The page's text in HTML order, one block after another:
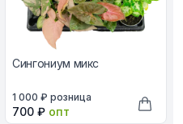
в корзину
Сингониум микс
В наличии, цена в рублях
1 000 ₽ розница
Оптовая цена в рублях
700 ₽ опт